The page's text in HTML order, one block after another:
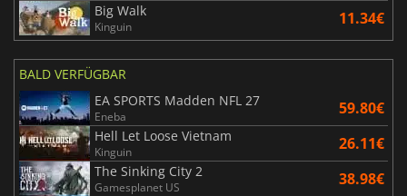
Big Walk
Kinguin 11.34€
BALD VERFÜGBAR
EA SPORTS Madden NFL 27
Eneba 59.80€
Hell Let Loose Vietnam
Kinguin 26.11€
The Sinking City 2
Gamesplanet US 38.98€